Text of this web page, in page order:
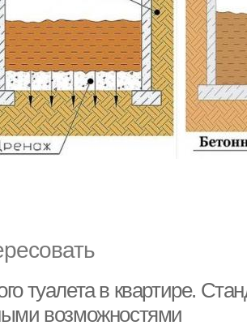
туалета в квартире.
возможностями